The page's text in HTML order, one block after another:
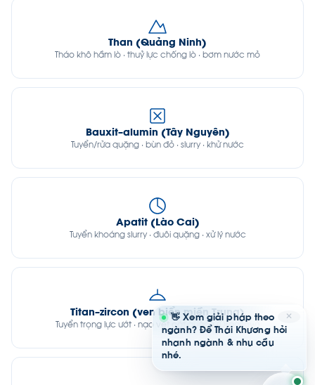
Than (Quảng Ninh)
Tháo khô hầm lò · thuỷ lực chống lò · bơm nước mỏ
Bauxit–alumin (Tây Nguyên)
Tuyển/rửa quặng · bùn đỏ · slurry · khử nước
Apatit (Lào Cai)
Tuyển khoáng slurry · đuôi quặng · xử lý nước
Titan–zircon (ven biển miền Trung)
Tuyển trọng lực ướt · nạo vét cát quặng (Dragflow)
✕
👋 Xem giải pháp theo
ngành? Để Thái Khương hỏi
nhanh ngành & nhu cầu
nhé.